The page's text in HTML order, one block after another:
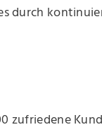
durch
zufriedene